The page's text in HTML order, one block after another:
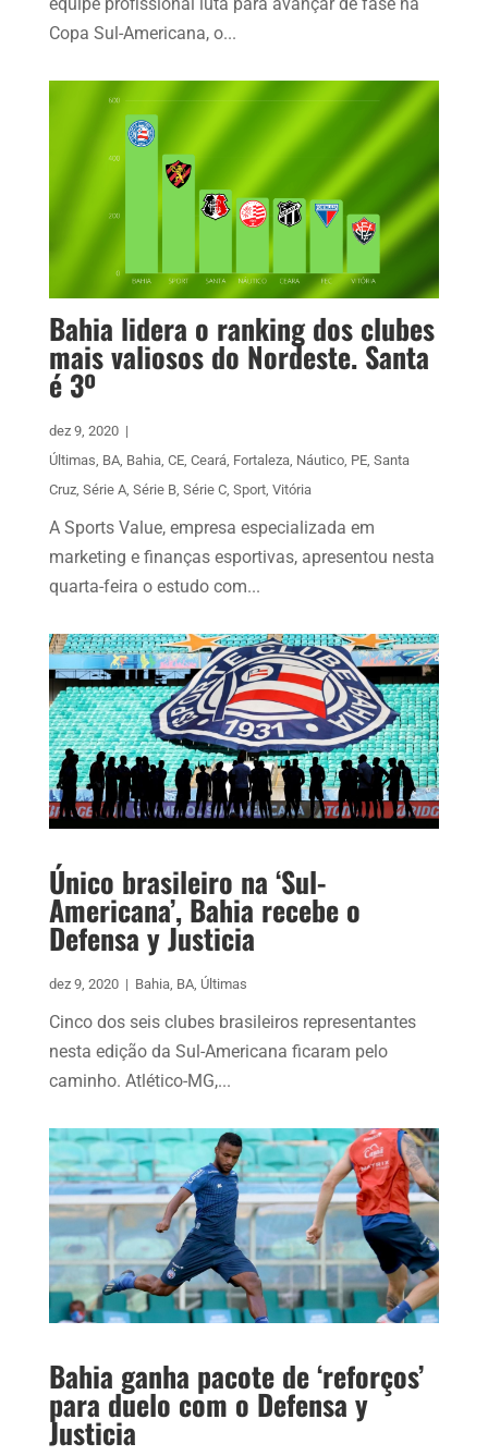
Copa Sul-Americana, o...
Bahia lidera o ranking dos clubes
mais valiosos do Nordeste. Santa
é 3º
dez 9, 2020 |
Últimas, BA, Bahia, CE, Ceará, Fortaleza, Náutico, PE, Santa
Cruz, Série A, Série B, Série C, Sport, Vitória
A Sports Value, empresa especializada em
marketing e finanças esportivas, apresentou nesta
quarta-feira o estudo com...
Único brasileiro na ‘Sul-
Americana’, Bahia recebe o
Defensa y Justicia
dez 9, 2020 | Bahia, BA, Últimas
Cinco dos seis clubes brasileiros representantes
nesta edição da Sul-Americana ficaram pelo
caminho. Atlético-MG,...
Bahia ganha pacote de ‘reforços’
para duelo com o Defensa y
Justicia